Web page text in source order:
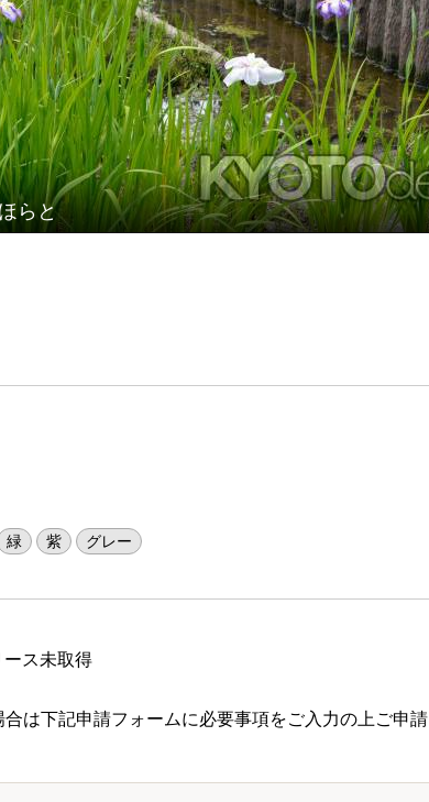
らと
緑 紫 グレー
ス未取得
は下記申請フォームに必要事項をご入力の上ご申請